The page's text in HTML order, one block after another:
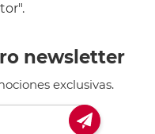
newsletter
exclusivas.